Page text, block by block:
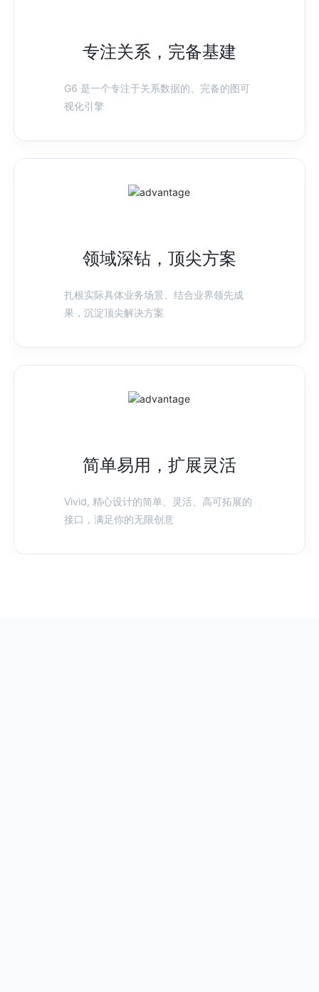
专注关系，完备基建
G6 是一个专注于关系数据的、完备的图可
视化引擎
领域深钻，顶尖方案
扎根实际具体业务场景、结合业界领先成
果，沉淀顶尖解决方案
简单易用，扩展灵活
Vivid, 精心设计的简单、灵活、高可拓展的
接口，满足你的无限创意